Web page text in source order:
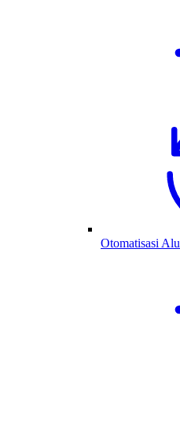
Otomatisasi